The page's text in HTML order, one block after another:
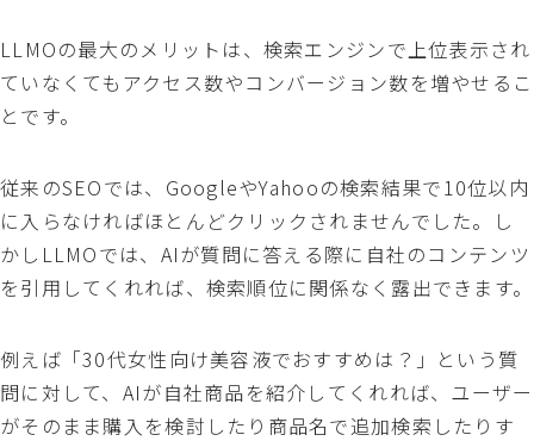
LLMOの最大のメリットは、検索エンジンで上位表示され
ていなくてもアクセス数やコンバージョン数を増やせるこ
とです。
従来のSEOでは、GoogleやYahooの検索結果で10位以内
に入らなければほとんどクリックされませんでした。し
かしLLMOでは、AIが質問に答える際に自社のコンテンツ
を引用してくれれば、検索順位に関係なく露出できます。
例えば「30代女性向け美容液でおすすめは？」という質
問に対して、AIが自社商品を紹介してくれれば、ユーザー
がそのまま購入を検討したり商品名で追加検索したりす